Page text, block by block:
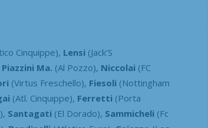
Cinquippe), Lensi (Jack’S
Piazzini Ma. (Al Pozzo), Niccolai (FC
(Virtus Freschello), Fiesoli (Nottingham
(Atl. Cinquippe), Ferretti (Porta
Santagati (El Dorado), Sammicheli (Fc